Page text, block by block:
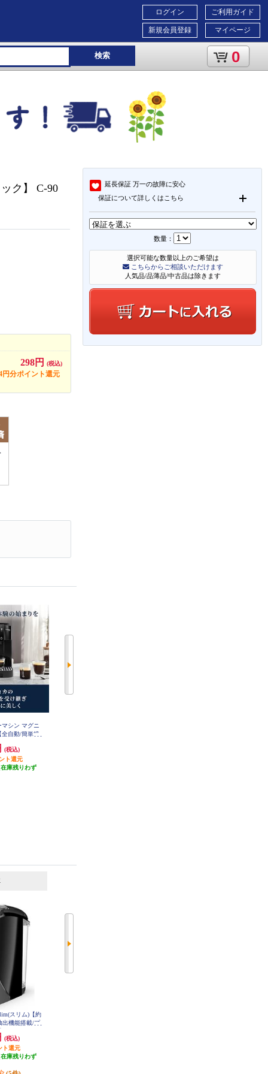
ご利用ガイド
マイページ
ログイン
新規会員登録
検索 0
延長保証 万一の故障に安心
保証について詳しくはこちら
数量：
選択可能な数量以上のご希望は
こちらからご相談いただけます
人気品/品薄品/中古品は除きます
ク】 C-90
298円 (税込)
円分ポイント還元
シン マグニ
全自動/簡単操
(税込)
ト還元
庫残りわず
スリム)【約
出機能搭載/プ
(税込)
ト還元
庫残りわず